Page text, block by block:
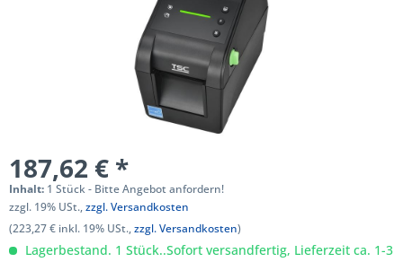
187,62 € *
Inhalt: 1 Stück - Bitte Angebot anfordern!
zzgl. 19% USt.,zzgl. Versandkosten
(223,27 € inkl. 19% USt.,zzgl. Versandkosten)
Lagerbestand. 1 Stück..Sofort versandfertig, Lieferzeit ca. 1-3